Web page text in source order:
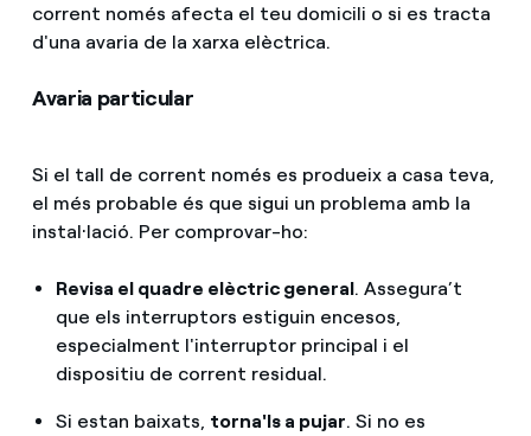
corrent només afecta el teu domicili o si es tracta
d'una avaria de la xarxa elèctrica.
Avaria particular
Si el tall de corrent només es produeix a casa teva,
el més probable és que sigui un problema amb la
instal·lació. Per comprovar-ho:
Revisa el quadre elèctric general. Assegura’t
que els interruptors estiguin encesos,
especialment l'interruptor principal i el
dispositiu de corrent residual.
Si estan baixats, torna'ls a pujar. Si no es